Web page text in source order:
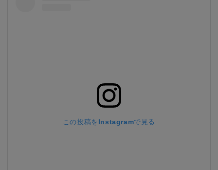
この投稿をInstagramで見る